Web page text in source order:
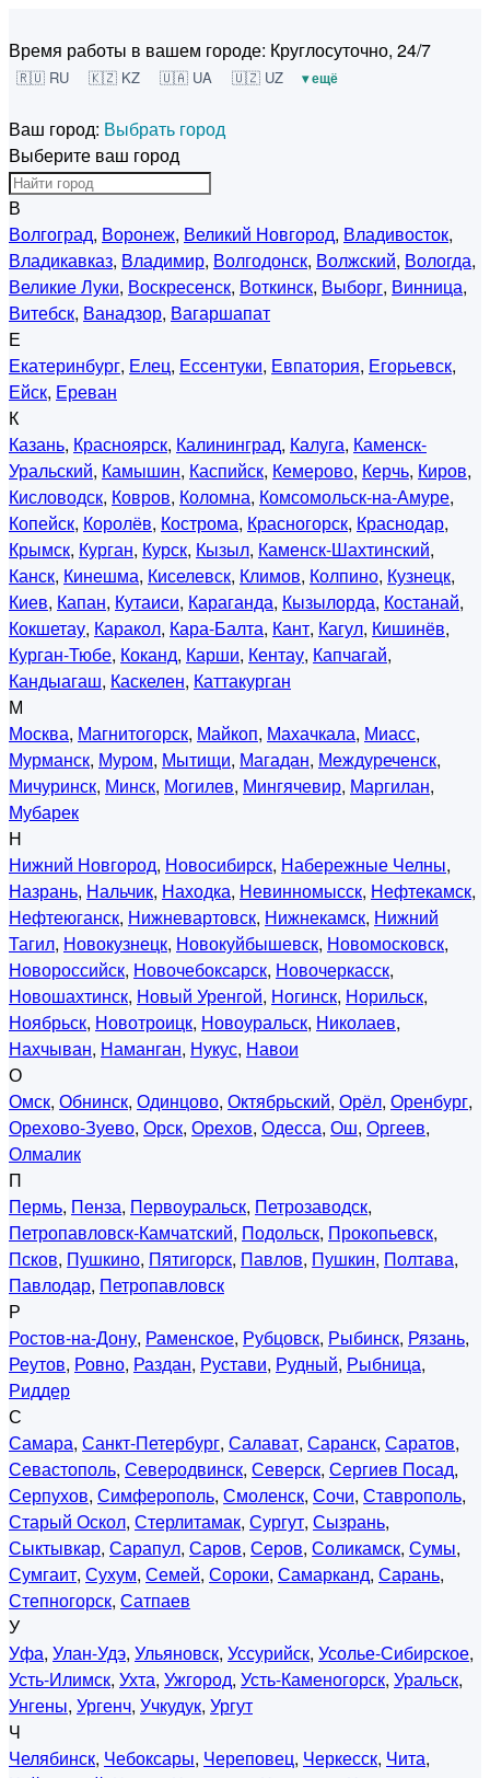
Время работы в вашем городе: Круглосуточно, 24/7
🇷🇺 RU 🇰🇿 KZ 🇺🇦 UA 🇺🇿 UZ ▾ ещё
Ваш город: Выбрать город
Выберите ваш город
В
Волгоград, Воронеж, Великий Новгород, Владивосток,
Владикавказ, Владимир, Волгодонск, Волжский, Вологда,
Великие Луки, Воскресенск, Воткинск, Выборг, Винница,
Витебск, Ванадзор, Вагаршапат
Е
Екатеринбург, Елец, Ессентуки, Евпатория, Егорьевск,
Ейск, Ереван
К
Казань, Красноярск, Калининград, Калуга, Каменск-
Уральский, Камышин, Каспийск, Кемерово, Керчь, Киров,
Кисловодск, Ковров, Коломна, Комсомольск-на-Амуре,
Копейск, Королёв, Кострома, Красногорск, Краснодар,
Крымск, Курган, Курск, Кызыл, Каменск-Шахтинский,
Канск, Кинешма, Киселевск, Климов, Колпино, Кузнецк,
Киев, Капан, Кутаиси, Караганда, Кызылорда, Костанай,
Кокшетау, Каракол, Кара-Балта, Кант, Кагул, Кишинёв,
Курган-Тюбе, Коканд, Карши, Кентау, Капчагай,
Кандыагаш, Каскелен, Каттакурган
М
Москва, Магнитогорск, Майкоп, Махачкала, Миасс,
Мурманск, Муром, Мытищи, Магадан, Междуреченск,
Мичуринск, Минск, Могилев, Мингячевир, Маргилан,
Мубарек
Н
Нижний Новгород, Новосибирск, Набережные Челны,
Назрань, Нальчик, Находка, Невинномысск, Нефтекамск,
Нефтеюганск, Нижневартовск, Нижнекамск, Нижний
Тагил, Новокузнецк, Новокуйбышевск, Новомосковск,
Новороссийск, Новочебоксарск, Новочеркасск,
Новошахтинск, Новый Уренгой, Ногинск, Норильск,
Ноябрьск, Новотроицк, Новоуральск, Николаев,
Нахчыван, Наманган, Нукус, Навои
О
Омск, Обнинск, Одинцово, Октябрьский, Орёл, Оренбург,
Орехово-Зуево, Орск, Орехов, Одесса, Ош, Оргеев,
Олмалик
П
Пермь, Пенза, Первоуральск, Петрозаводск,
Петропавловск-Камчатский, Подольск, Прокопьевск,
Псков, Пушкино, Пятигорск, Павлов, Пушкин, Полтава,
Павлодар, Петропавловск
Р
Ростов-на-Дону, Раменское, Рубцовск, Рыбинск, Рязань,
Реутов, Ровно, Раздан, Рустави, Рудный, Рыбница,
Риддер
С
Самара, Санкт-Петербург, Салават, Саранск, Саратов,
Севастополь, Северодвинск, Северск, Сергиев Посад,
Серпухов, Симферополь, Смоленск, Сочи, Ставрополь,
Старый Оскол, Стерлитамак, Сургут, Сызрань,
Сыктывкар, Сарапул, Саров, Серов, Соликамск, Сумы,
Сумгаит, Сухум, Семей, Сороки, Самарканд, Сарань,
Степногорск, Сатпаев
У
Уфа, Улан-Удэ, Ульяновск, Уссурийск, Усолье-Сибирское,
Усть-Илимск, Ухта, Ужгород, Усть-Каменогорск, Уральск,
Унгены, Ургенч, Учкудук, Ургут
Ч
Челябинск, Чебоксары, Череповец, Черкесск, Чита,